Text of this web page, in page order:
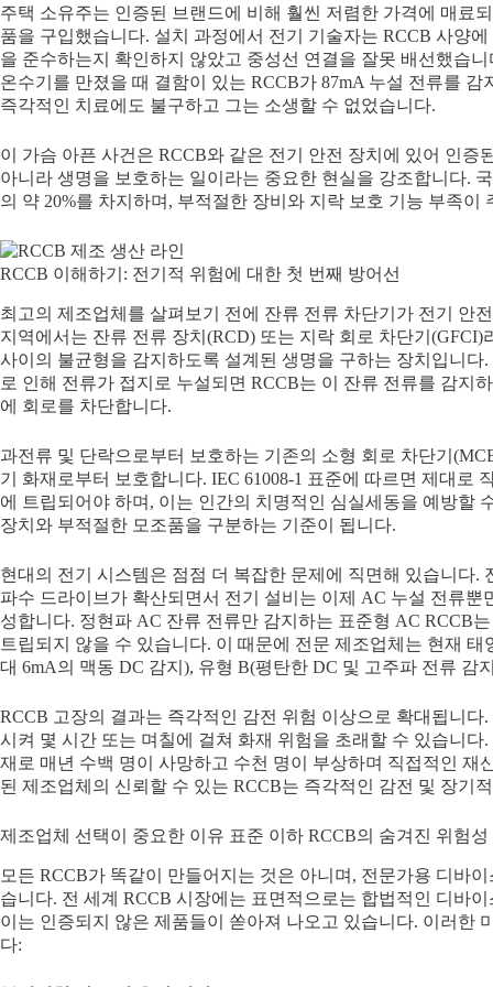
주택 소유주는 인증된 브랜드에 비해 훨씬 저렴한 가격에 매료
품을 구입했습니다. 설치 과정에서 전기 기술자는 RCCB 사양
을 준수하는지 확인하지 않았고 중성선 연결을 잘못 배선했습
온수기를 만졌을 때 결함이 있는 RCCB가 87mA 누설 전류를
즉각적인 치료에도 불구하고 그는 소생할 수 없었습니다.
이 가슴 아픈 사건은 RCCB와 같은 전기 안전 장치에 있어 인
아니라 생명을 보호하는 일이라는 중요한 현실을 강조합니다.
의 약 20%를 차지하며, 부적절한 장비와 지락 보호 기능 부족이
RCCB 이해하기: 전기적 위험에 대한 첫 번째 방어선
최고의 제조업체를 살펴보기 전에 잔류 전류 차단기가 전기 안
지역에서는 잔류 전류 장치(RCD) 또는 지락 회로 차단기
사이의 불균형을 감지하도록 설계된 생명을 구하는 장치입니
로 인해 전류가 접지로 누설되면 RCCB는 이 잔류 전류를 감지
에 회로를 차단합니다.
과전류 및 단락으로부터 보호하는 기존의 소형 회로 차단기
기 화재로부터 보호합니다. IEC 61008-1 표준에 따르면 제대로
에 트립되어야 하며, 이는 인간의 치명적인 심실세동을 예방할
장치와 부적절한 모조품을 구분하는 기준이 됩니다.
현대의 전기 시스템은 점점 더 복잡한 문제에 직면해 있습니다.
파수 드라이브가 확산되면서 전기 설비는 이제 AC 누설 전류
성합니다. 정현파 AC 잔류 전류만 감지하는 표준형 AC RCCB
트립되지 않을 수 있습니다. 이 때문에 전문 제조업체는 현재
대 6mA의 맥동 DC 감지), 유형 B(평탄한 DC 및 고주파 전류 감
RCCB 고장의 결과는 즉각적인 감전 위험 이상으로 확대됩니
시켜 몇 시간 또는 며칠에 걸쳐 화재 위험을 초래할 수 있습니
재로 매년 수백 명이 사망하고 수천 명이 부상하며 직접적인 재
된 제조업체의 신뢰할 수 있는 RCCB는 즉각적인 감전 및 장기
제조업체 선택이 중요한 이유 표준 이하 RCCB의 숨겨진 위험성
모든 RCCB가 똑같이 만들어지는 것은 아니며, 전문가용 디바
습니다. 전 세계 RCCB 시장에는 표면적으로는 합법적인 디바
이는 인증되지 않은 제품들이 쏟아져 나오고 있습니다. 이러한
다: